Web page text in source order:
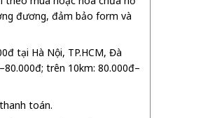
đương, đảm bảo form và
tại Hà Nội, TP.HCM, Đà
trên 10km: 80.000đ–
toán.